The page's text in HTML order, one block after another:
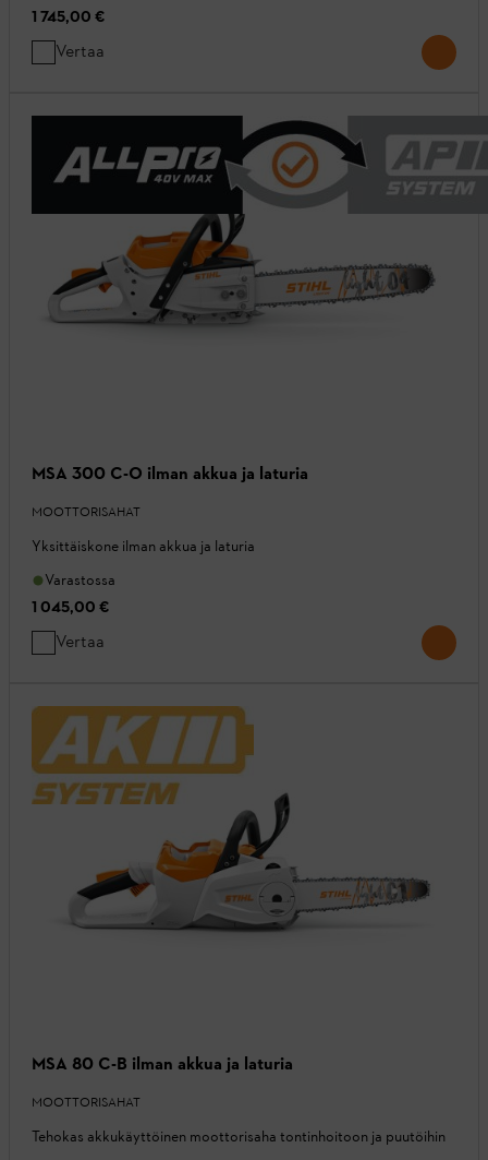
1 745,00 €
Vertaa
MSA 300 C-O ilman akkua ja laturia
MOOTTORISAHAT
Yksittäiskone ilman akkua ja laturia
Varastossa
1 045,00 €
Vertaa
MSA 80 C-B ilman akkua ja laturia
MOOTTORISAHAT
Tehokas akkukäyttöinen moottorisaha tontinhoitoon ja puutöihin